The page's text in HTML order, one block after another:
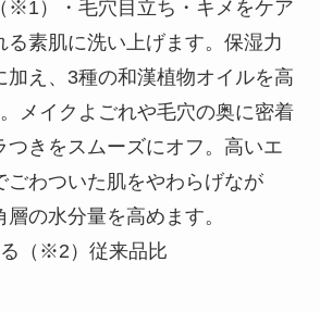
※1）・毛穴目立ち・キメをケア
る素肌に洗い上げます。保湿力
加え、3種の和漢植物オイルを高
メイクよごれや毛穴の奥に密着
つきをスムーズにオフ。高いエ
ごわついた肌をやわらげなが
の水分量を高めます。
（※2）従来品比